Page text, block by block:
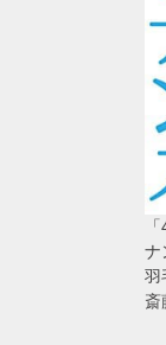
ナ
羽
斎